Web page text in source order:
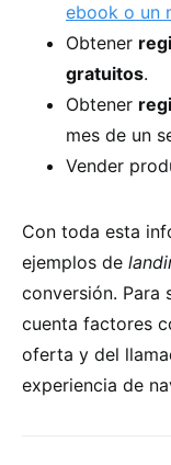
ebook o un
Obtener
gratuitos.
Obtener
mes de un
Vender
Con toda esta
ejemplos de
conversión. Para
cuenta factores
oferta y del
experiencia de